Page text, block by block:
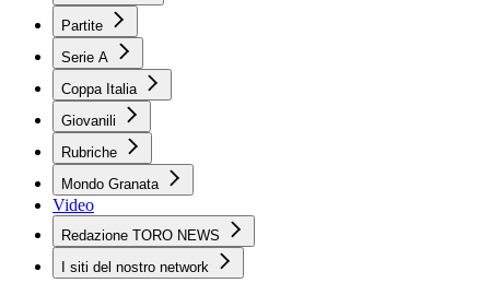
Partite
Serie A
Coppa Italia
Giovanili
Rubriche
Mondo Granata
Video
Redazione TORO NEWS
I siti del nostro network